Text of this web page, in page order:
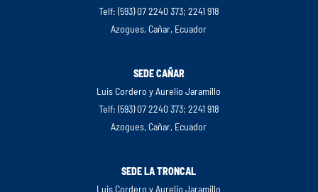
Telf: (593) 07 2240 373; 2241 918
Azogues, Cañar, Ecuador
SEDE CAÑAR
Luis Cordero y Aurelio Jaramillo
Telf: (593) 07 2240 373; 2241 918
Azogues, Cañar, Ecuador
SEDE LA TRONCAL
Luis Cordero y Aurelio Jaramillo